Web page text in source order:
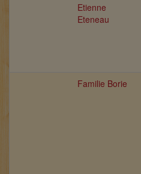
Etienne
Eteneau
Familie Borie